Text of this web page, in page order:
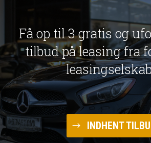
Få op til 3 gratis og
tilbud på leasing fra
INDHENT